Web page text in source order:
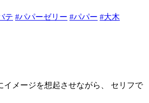
テ #パパーゼリー #パパー #大木
メージを想起させながら、 セリフで